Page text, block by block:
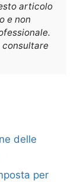
articolo
e non
delle
per